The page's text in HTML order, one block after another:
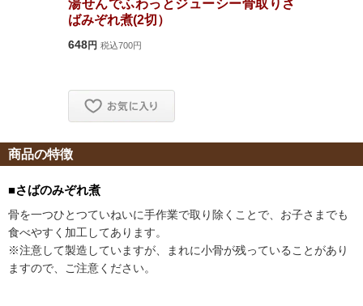
商品の特徴
■さばのみぞれ煮
骨を一つひとつていねいに手作業で取り除くことで、お子さまでも
食べやすく加工してあります。
※注意して製造していますが、まれに小骨が残っていることがあり
ますので、ご注意ください。